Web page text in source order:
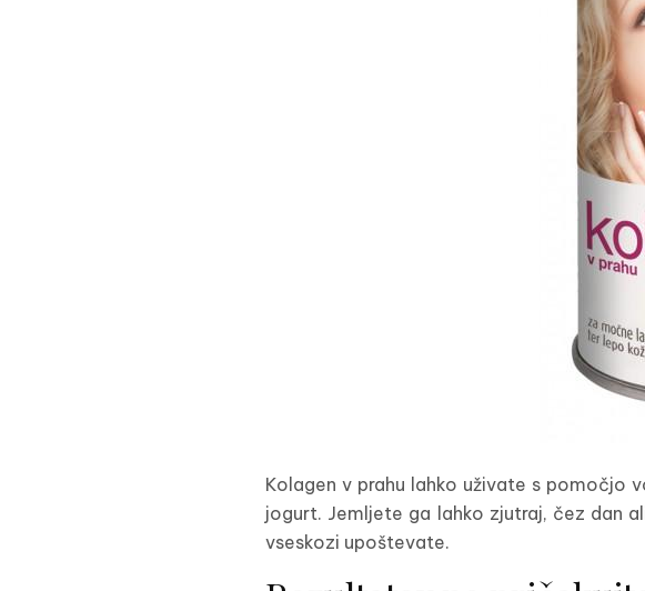
Kolagen v prahu lahko uživate s pomočjo
jogurt. Jemljete ga lahko zjutraj, čez dan
vseskozi upoštevate.